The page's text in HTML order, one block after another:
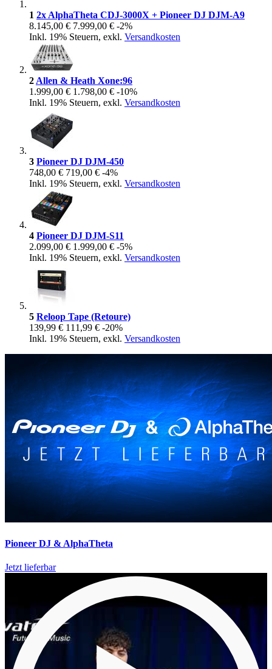
1 2x AlphaTheta CDJ-3000X + Pioneer DJ DJM-A9
8.145,00 € 7.999,00 € -2%
Inkl. 19% Steuern, exkl. Versandkosten
2Allen & Heath Xone:96
1.999,00 € 1.798,00 € -10%
Inkl. 19% Steuern, exkl. Versandkosten
3 Pioneer DJ DJM-450
748,00 € 719,00 € -4%
Inkl. 19% Steuern, exkl. Versandkosten
4 Pioneer DJ DJM-S11
2.099,00 € 1.999,00 € -5%
Inkl. 19% Steuern, exkl. Versandkosten
5 Reloop Tape (Retoure)
139,99 € 111,99 € -20%
Inkl. 19% Steuern, exkl. Versandkosten
Pioneer DJ & AlphaTheta
Jetzt lieferbar